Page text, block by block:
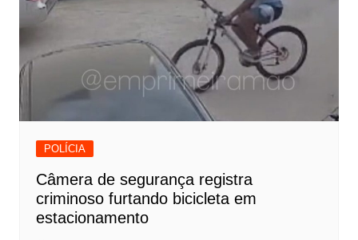
POLÍCIA
Câmera de segurança registra
criminoso furtando bicicleta em
estacionamento